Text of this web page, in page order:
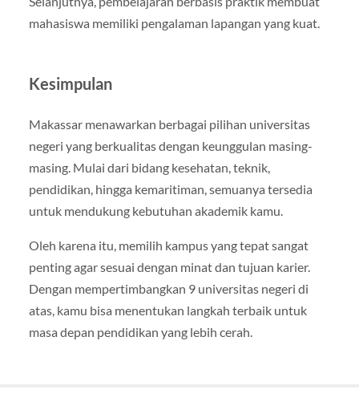
mahasiswa memiliki pengalaman lapangan yang kuat.
Kesimpulan
Makassar menawarkan berbagai pilihan universitas
negeri yang berkualitas dengan keunggulan masing-
masing. Mulai dari bidang kesehatan, teknik,
pendidikan, hingga kemaritiman, semuanya tersedia
untuk mendukung kebutuhan akademik kamu.
Oleh karena itu, memilih kampus yang tepat sangat
penting agar sesuai dengan minat dan tujuan karier.
Dengan mempertimbangkan 9 universitas negeri di
atas, kamu bisa menentukan langkah terbaik untuk
masa depan pendidikan yang lebih cerah.